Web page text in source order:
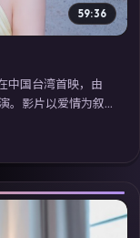
59:36
中国台湾首映，由
。影片以爱情为叙
摄影与配乐强化地
视剧在线看」延展
。